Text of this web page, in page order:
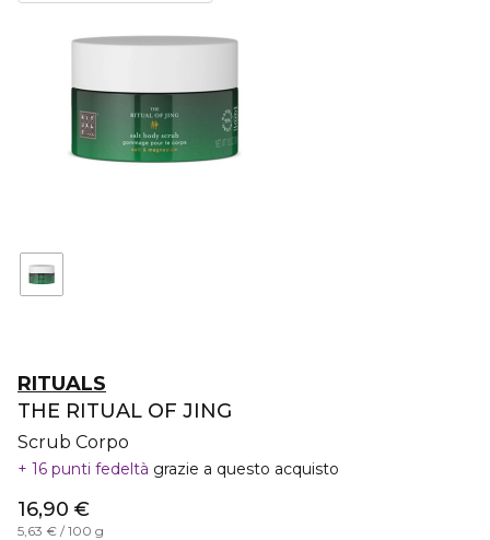
RITUALS
THE RITUAL OF JING
Scrub Corpo
16 punti fedeltà grazie a questo acquisto
16,90 €
5,63 € / 100 g